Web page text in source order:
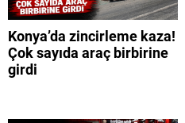
Konya’da zincirleme kaza!
Çok sayıda araç birbirine
girdi